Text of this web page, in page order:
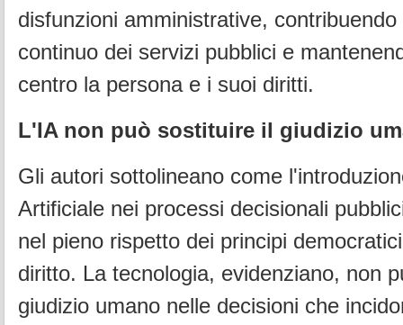
disfunzioni amministrative,
continuo dei servizi pubblici e
centro la persona e i suoi diritti.
L'IA non può sostituire il giudizio
Gli autori sottolineano come
Artificiale nei processi decisionali
nel pieno rispetto dei principi
diritto. La tecnologia, evidenziano, non
giudizio umano nelle decisioni che